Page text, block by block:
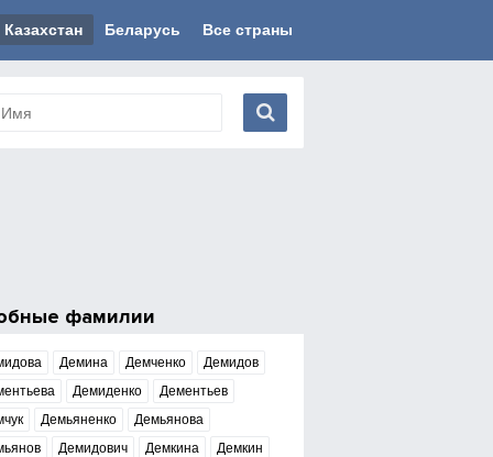
Казахстан Беларусь Все страны
фамилии
Демина Демченко
Демидов
Демиденко
Дементьев
Демьяненко
Демьянова
Демидович Демкина
Демкин